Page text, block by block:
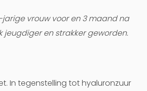
vrouw voor en 3 maand na
jeugdiger en strakker geworden.
In tegenstelling tot hyaluronzuur